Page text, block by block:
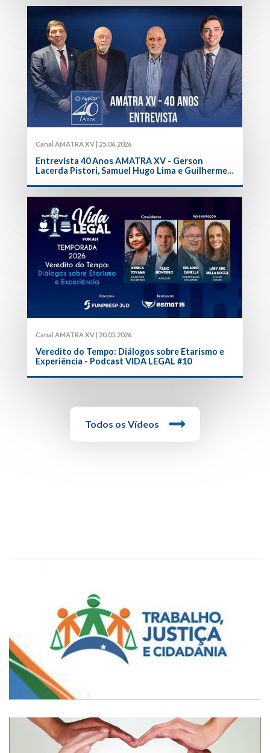
Canal AMATRA XV | 25.06.2026
Entrevista 40 Anos AMATRA XV - Gerson
Lacerda Pistori, Samuel Hugo Lima e Guilherme
Canal AMATRA XV | 20.05.2026
Veredito do Tempo: Diálogos sobre Etarismo e
Experiência - Podcast VIDA LEGAL #10
Todos os Vídeos